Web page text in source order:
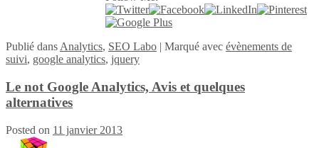
Publié dans Analytics, SEO Labo | Marqué avec évènements de
suivi, google analytics, jquery
Le not Google Analytics, Avis et quelques
alternatives
Posted on 11 janvier 2013